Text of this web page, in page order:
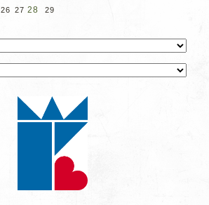
26 27 28 29